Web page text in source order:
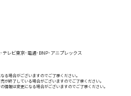
テレビ東京･電通･BNP･アニプレックス
る場合がございますのでご了承ください。
終了している場合がございますのでご了承ください。
報は変更になる場合がございますのでご了承ください。